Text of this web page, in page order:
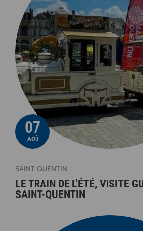
07
AOÛ
SAINT-QUENTIN
LE TRAIN DE L'ÉTÉ, VISITE
SAINT-QUENTIN